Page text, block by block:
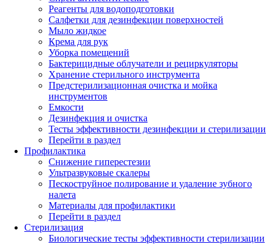
Реагенты для водоподготовки
Салфетки для дезинфекции поверхностей
Мыло жидкое
Крема для рук
Уборка помещений
Бактерицидные облучатели и рециркуляторы
Хранение стерильного инструмента
Предстерилизационная очистка и мойка
инструментов
Емкости
Дезинфекция и очистка
Тесты эффективности дезинфекции и стерилизации
Перейти в раздел
Профилактика
Снижение гиперестезии
Ультразвуковые скалеры
Пескоструйное полирование и удаление зубного
налета
Материалы для профилактики
Перейти в раздел
Стерилизация
Биологические тесты эффективности стерилизации